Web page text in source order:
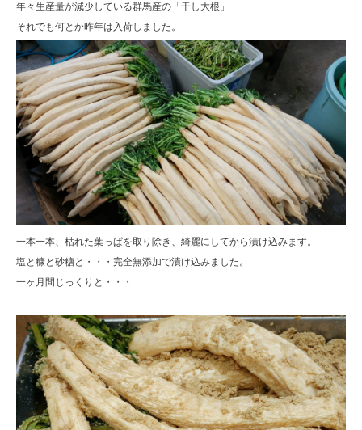
年々生産量が減少している群馬産の「干し大根」
それでも何とか昨年は入荷しました。
一本一本、枯れた葉っぱを取り除き、綺麗にしてから漬け込みます。
塩と糠と砂糖と・・・完全無添加で漬け込みました。
一ヶ月間じっくりと・・・